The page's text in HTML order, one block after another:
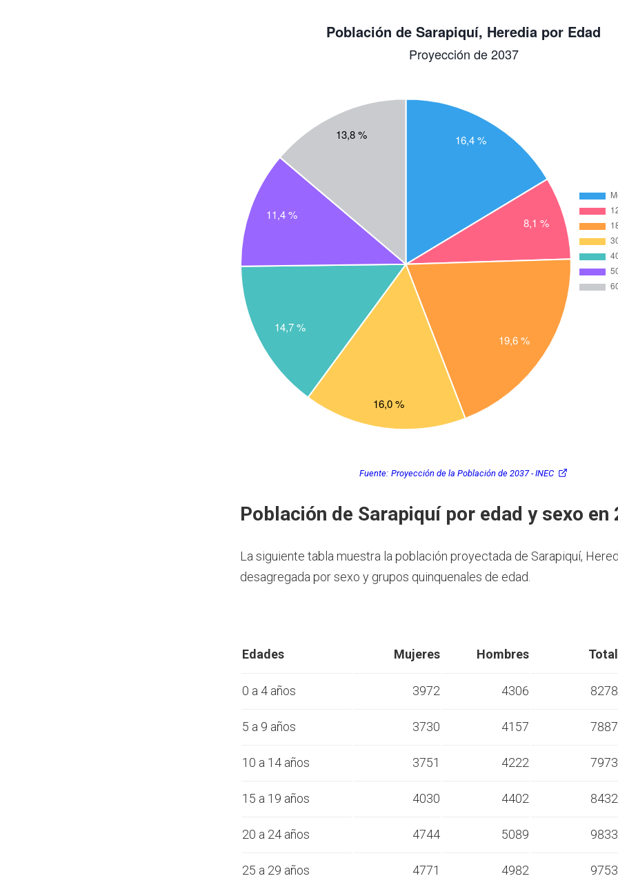
Fuente: Proyección de la Población de 2037 - INEC
Población de Sarapiquí por edad y sexo en
La siguiente tabla muestra la población proyectada de Sarapiquí,
desagregada por sexo y grupos quinquenales de edad.
Edades Mujeres Hombres Total
0 a 4 años 3972 4306 8278
5 a 9 años 3730 4157 7887
10 a 14 años 3751 4222 7973
15 a 19 años 4030 4402 8432
20 a 24 años 4744 5089 9833
25 a 29 años 4771 4982 9753